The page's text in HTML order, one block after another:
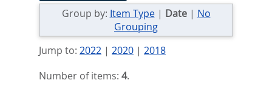
Group by: Item Type| Date| No
Grouping
Jump to: 2022| 2020| 2018
Number of items: 4.